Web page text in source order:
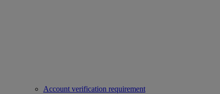
Account verification requirement